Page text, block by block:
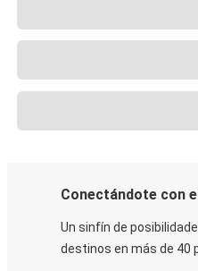
Conectándote con
Un sinfín de
destinos en más de 40